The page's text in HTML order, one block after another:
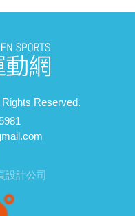
Rights Reserved.
設計公司